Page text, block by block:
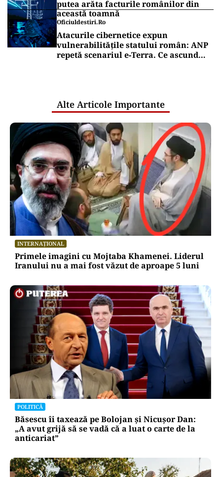
putea arăta facturile românilor din
această toamnă
Oficiuldestiri.ro
Atacurile cibernetice expun
vulnerabilitățile statului român: ANP
repetă scenariul e‑Terra. Ce ascund
Alte Articole Importante
INTERNAȚIONAL
Primele imagini cu Mojtaba Khamenei. Liderul
Iranului nu a mai fost văzut de aproape 5 luni
POLITICĂ
Băsescu îi taxează pe Bolojan și Nicușor Dan:
„A avut grijă să se vadă că a luat o carte de la
anticariat”